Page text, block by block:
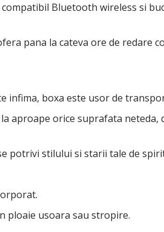
Bluetooth wireless si
pana la cateva ore de redare
infima, boxa este usor de
aproape orice suprafata
potrivi stilului si starii tale de
ploaie usoara sau stropire.